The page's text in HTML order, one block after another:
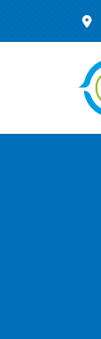
Przejdź do treści